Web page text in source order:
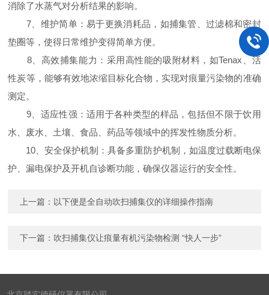
消除了水蒸气对分析结果的影响。
7、维护简单：易于更换消耗品，如捕集管、过滤棉和密封
垫圈等，使得日常维护变得简单方便。
8、高效捕集能力：采用高性能的吸附材料，如Tenax、活
性炭等，能够有效地浓缩目标化合物，实现对痕量污染物的准确
测定。
9、适应性强：适用于各种类型的样品，包括但不限于饮用
水、废水、土壤、食品、药品等领域中的挥发性物质分析。
10、安全保护机制：具备多重防护机制，如温度过载断电保
护、漏电保护及开机自诊断功能，确保仪器运行的安全性。
上一篇： 以下便是全自动吹扫捕集仪的详细操作指南
下一篇： 吹扫捕集仪让痕量有机污染物检测 “快人一步”